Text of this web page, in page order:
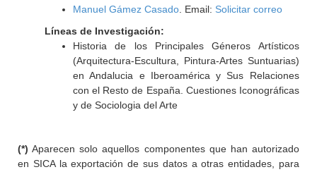
Manuel Gámez Casado. Email: Solicitar correo
Líneas de Investigación:
Historia de los Principales Géneros Artísticos
(Arquitectura-Escultura, Pintura-Artes Suntuarias)
en Andalucia e Iberoamérica y Sus Relaciones
con el Resto de España. Cuestiones Iconográficas
y de Sociologia del Arte
(*) Aparecen solo aquellos componentes que han autorizado
en SICA la exportación de sus datos a otras entidades, para